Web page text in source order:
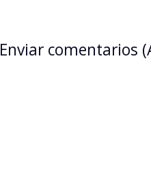
Enviar comentarios